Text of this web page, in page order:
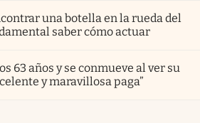
una botella en la rueda del
saber cómo actuar
63 años y se conmueve al ver su
y maravillosa paga”